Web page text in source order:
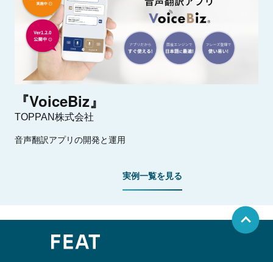
『VoiceBiz』
TOPPAN株式会社
音声翻訳アプリの開発と運用
実例一覧を見る